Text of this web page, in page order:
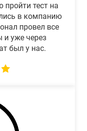
тест на
в компанию
провел все
и уже через
был у нас.